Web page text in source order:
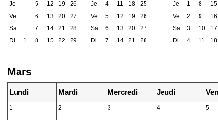
Je
5 12 19
26
Ve
6 13 20
27
Sa
7 14 21
28
Di
1 8 15 22 29
Je
4 11 18
25
Ve
5 12 19
26
Sa
6 13 20
27
Di
7 14 21 28
Je
1 8
15
Ve
2 9
16
Sa
3 10
17
Di
4 11 18
Mars
Lundi Mardi Mercredi Jeudi
1 2 3 4 5